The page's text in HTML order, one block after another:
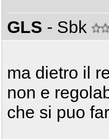
GLS - Sbk
ma dietro il
non e
che si puo